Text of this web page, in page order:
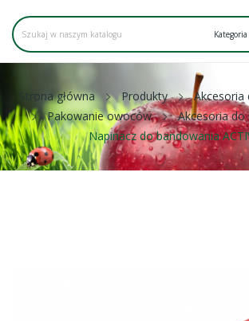
Strona główna Produkty
Akcesoria
Pakowanie owoców
Akcesoria do
Napinacz do bandowania